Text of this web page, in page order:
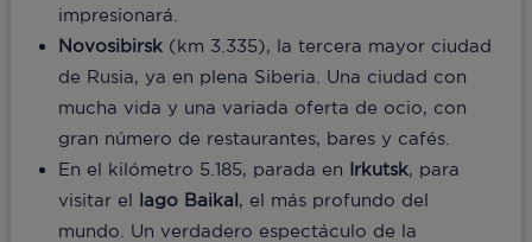
impresionará.
Novosibirsk(km 3.335), la tercera mayor ciudad
de Rusia, ya en plena Siberia. Una ciudad con
mucha vida y una variada oferta de ocio, con
gran número de restaurantes, bares y cafés.
En el kilómetro 5.185, parada en Irkutsk, para
visitar el lago Baikal, el más profundo del
mundo. Un verdadero espectáculo de la